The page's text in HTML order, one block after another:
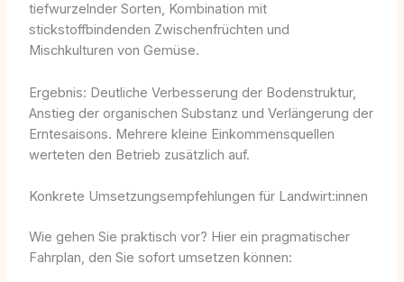
tiefwurzelnder Sorten, Kombination mit
stickstoffbindenden Zwischenfrüchten und
Mischkulturen von Gemüse.
Ergebnis: Deutliche Verbesserung der Bodenstruktur,
Anstieg der organischen Substanz und Verlängerung der
Erntesaisons. Mehrere kleine Einkommensquellen
werteten den Betrieb zusätzlich auf.
Konkrete Umsetzungsempfehlungen für Landwirt:innen
Wie gehen Sie praktisch vor? Hier ein pragmatischer
Fahrplan, den Sie sofort umsetzen können: